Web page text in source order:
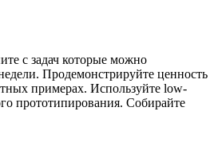
с задач которые можно
Продемонстрируйте ценность
примерах. Используйте low-
прототипирования. Собирайте